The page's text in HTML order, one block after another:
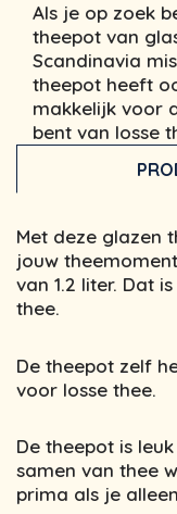
Als je op zoek
theepot van
Scandinavia
theepot heeft
makkelijk voor
bent van losse
Met deze glazen
jouw
van 1.2 liter. Dat
thee.
De theepot zelf
voor losse thee.
De theepot is
samen van thee
prima als je